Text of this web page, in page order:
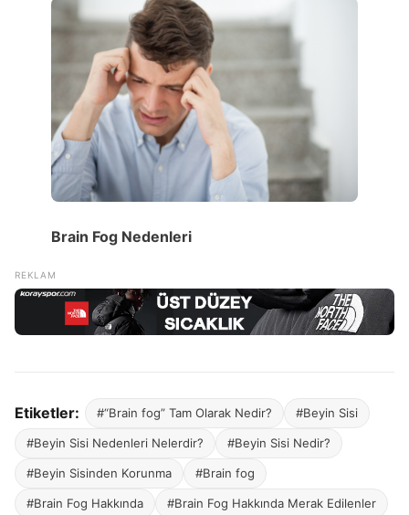
Brain Fog Nedenleri
Etiketler: #“Brain fog” Tam Olarak Nedir? #Beyin Sisi
#Beyin Sisi Nedenleri Nelerdir? #Beyin Sisi Nedir?
#Beyin Sisinden Korunma #Brain fog
#Brain Fog Hakkında #Brain Fog Hakkında Merak Edilenler